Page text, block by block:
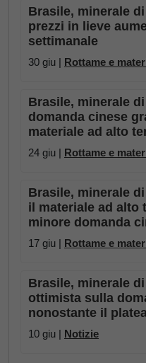
Brasile, minerale
prezzi in lieve
settimanale
30 giu | Rottame e
Brasile, minerale
domanda cinese
materiale ad alto
24 giu | Rottame e
Brasile, minerale
il materiale ad alto
minore domanda
17 giu | Rottame e
Brasile, minerale
ottimista sulla
nonostante il
10 giu | Notizie